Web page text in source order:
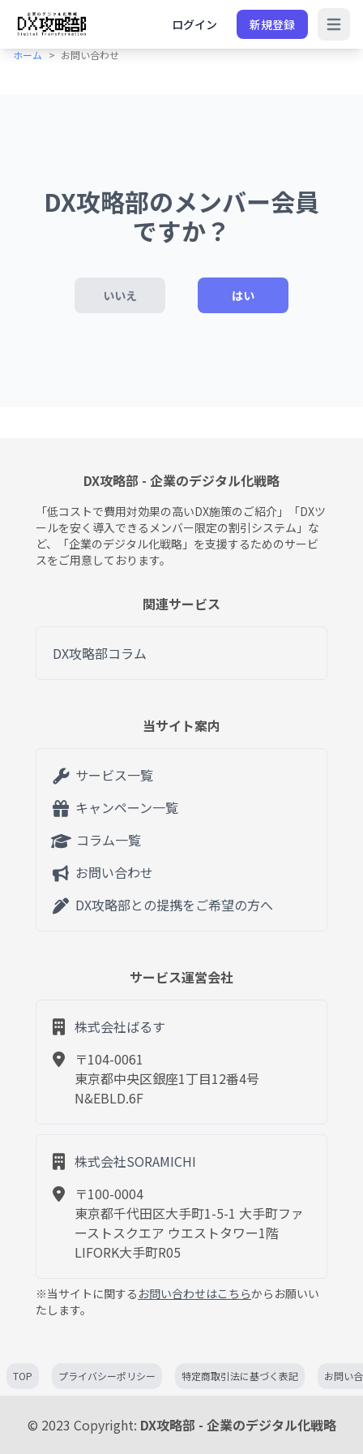
ログイン 新規登録 Open
ホーム お問い合わせ
DX攻略部のメンバー会員
ですか？
いいえ はい
DX攻略部 - 企業のデジタル化戦略
「低コストで費用対効果の高いDX施策のご紹介」「DXツ
ールを安く導入できるメンバー限定の割引システム」な
ど、「企業のデジタル化戦略」を支援するためのサービ
スをご用意しております。
関連サービス
DX攻略部コラム
当サイト案内
サービス一覧
キャンペーン一覧
コラム一覧
お問い合わせ
DX攻略部との提携をご希望の方へ
サービス運営会社
株式会社ばるす
〒104-0061
東京都中央区銀座1丁目12番4号
N&EBLD.6F
株式会社SORAMICHI
〒100-0004
東京都千代田区大手町1-5-1 大手町ファ
ーストスクエア ウエストタワー1階
LIFORK大手町R05
※当サイトに関する お問い合わせはこちらからお願いい
たします。
TOP プライバシーポリシー 特定商取引法に基づく表記 お問い
© 2023 Copyright: DX攻略部 - 企業のデジタル化戦略